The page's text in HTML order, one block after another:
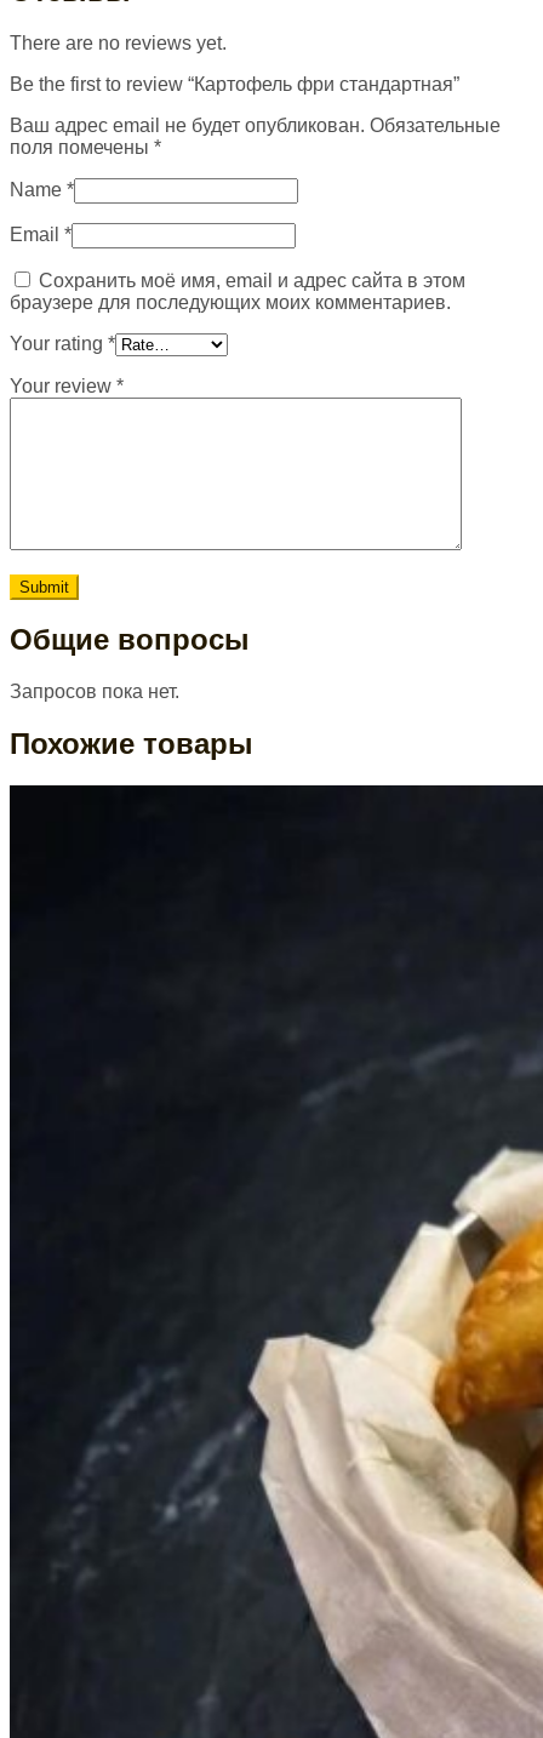
There are no reviews yet.
Be the first to review “Картофель фри стандартная”
Ваш адрес email не будет опубликован. Обязательные
поля помечены *
Name *
Email *
Сохранить моё имя, email и адрес сайта в этом
браузере для последующих моих комментариев.
Your rating *
Your review *
Общие вопросы
Запросов пока нет.
Похожие товары